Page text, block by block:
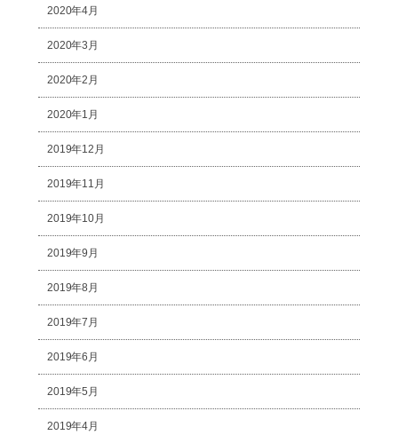
2020年4月
2020年3月
2020年2月
2020年1月
2019年12月
2019年11月
2019年10月
2019年9月
2019年8月
2019年7月
2019年6月
2019年5月
2019年4月